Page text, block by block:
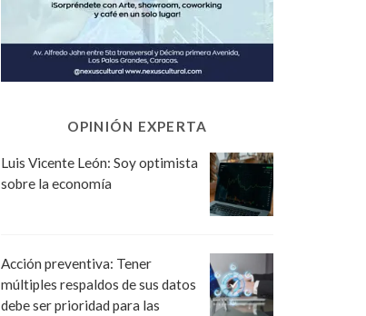
OPINIÓN EXPERTA
Luis Vicente León: Soy optimista
sobre la economía
Acción preventiva: Tener
múltiples respaldos de sus datos
debe ser prioridad para las